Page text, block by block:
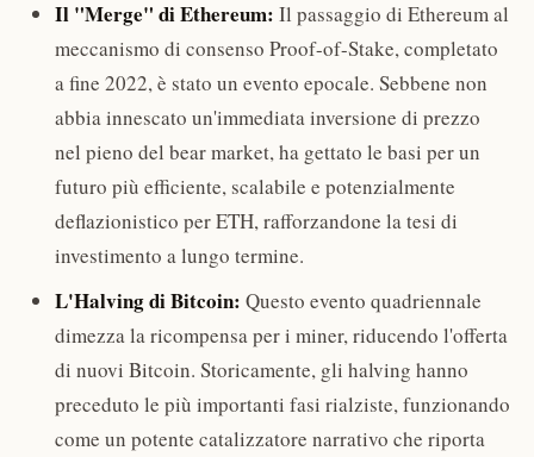
Il "Merge" di Ethereum: Il passaggio di Ethereum al
meccanismo di consenso Proof-of-Stake, completato
a fine 2022, è stato un evento epocale. Sebbene non
abbia innescato un'immediata inversione di prezzo
nel pieno del bear market, ha gettato le basi per un
futuro più efficiente, scalabile e potenzialmente
deflazionistico per ETH, rafforzandone la tesi di
investimento a lungo termine.
L'Halving di Bitcoin: Questo evento quadriennale
dimezza la ricompensa per i miner, riducendo l'offerta
di nuovi Bitcoin. Storicamente, gli halving hanno
preceduto le più importanti fasi rialziste, funzionando
come un potente catalizzatore narrativo che riporta